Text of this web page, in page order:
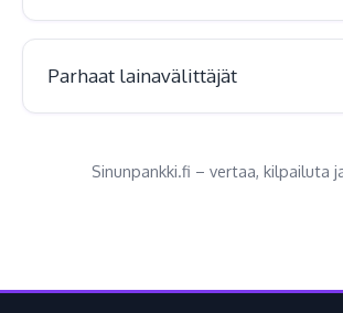
Parhaat lainavälittäjät
Sinunpankki.fi – vertaa, kilpailuta